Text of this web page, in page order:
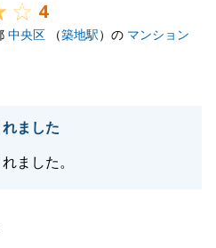
4
中央区 （築地駅）の マンション
ました
ました。